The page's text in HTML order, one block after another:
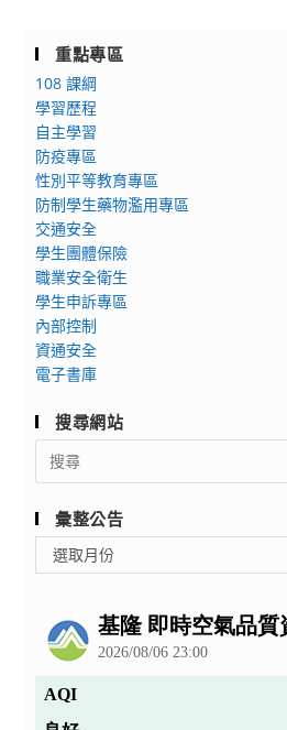
重點專區
108 課綱
學習歷程
自主學習
防疫專區
性別平等教育專區
防制學生藥物濫用專區
交通安全
學生團體保險
職業安全衛生
學生申訴專區
內部控制
資通安全
電子書庫
搜尋網站
Search
for:
彙整公告
整
選取月份